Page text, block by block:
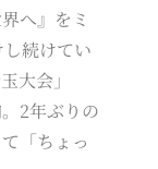
へ』をミ
続けてい
大会」
2年ぶりの
「ちょっ